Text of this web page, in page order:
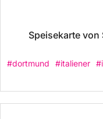
Speisekarte von
#dortmund #italiener